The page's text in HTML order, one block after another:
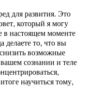
для развития. Это
который я могу
в настоящем моменте
делаете то, что вы
возможные
сознании и теле
научиться тому,